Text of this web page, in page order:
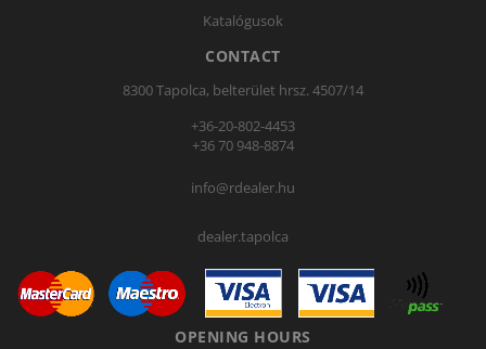
Katalógusok
CONTACT
8300 Tapolca, belterület hrsz. 4507/14
+36-20-802-4453
+36 70 948-8874
info@rdealer.hu
dealer.tapolca
OPENING HOURS